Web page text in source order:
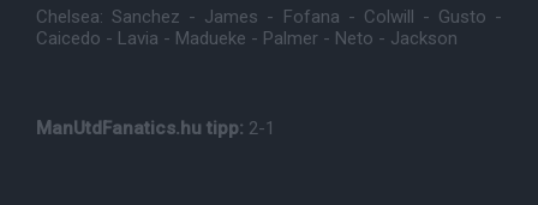
Chelsea: Sanchez - James - Fofana - Colwill - Gusto -
Caicedo - Lavia - Madueke - Palmer - Neto - Jackson
ManUtdFanatics.hu tipp: 2-1